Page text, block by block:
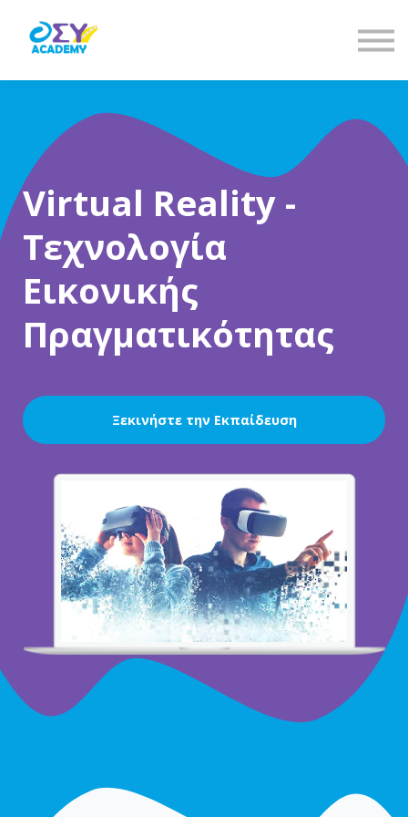
Virtual Reality -
Τεχνολογία
Εικονικής
Πραγματικότητας
Ξεκινήστε την Εκπαίδευση